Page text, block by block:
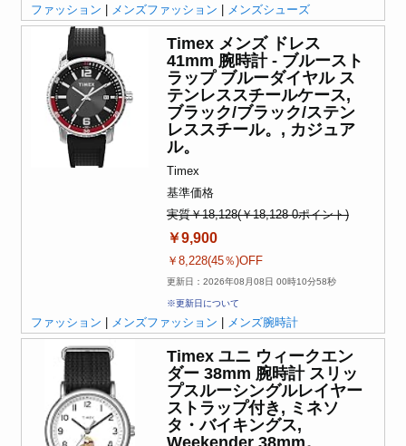
ファッション メンズファッション メンズシューズ
Timex メンズ ドレス
41mm 腕時計 - ブルースト
ラップ ブルーダイヤル ス
テンレススチールケース,
ブラック/ブラック/ステン
レススチール。, カジュア
ル。
Timex
基準価格
実質￥18,128(￥18,128-0ポイント)
￥9,900
￥8,228(45％)OFF
更新日：2026年08月08日 00時10分58秒
※更新日について
ファッション メンズファッション メンズ腕時計
Timex ユニ ウィークエン
ダー 38mm 腕時計 スリッ
プスルーシングルレイヤー
ストラップ付き, ミネソ
タ・バイキングス,
Weekender 38mm。